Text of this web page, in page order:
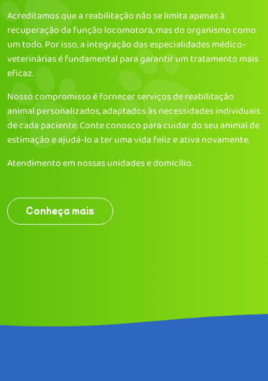
Sobre
Acreditamos que a reabilitação não se limita apenas à
recuperação da função locomotora, mas do organismo como
um todo. Por isso, a integração das especialidades médico-
veterinárias é fundamental para garantir um tratamento mais
eficaz.
Nosso compromisso é fornecer serviços de reabilitação
animal personalizados, adaptados às necessidades individuais
de cada paciente. Conte conosco para cuidar do seu animal de
estimação e ajudá-lo a ter uma vida feliz e ativa novamente.
Atendimento em nossas unidades e domicílio.
Conheça mais